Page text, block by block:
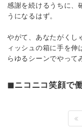
感謝を続けるうちに、
うになるはず。
やがて、あなたがくし
ィッシュの箱に手を伸
らゆるシーンでやって
◼︎ニコニコ笑顔で